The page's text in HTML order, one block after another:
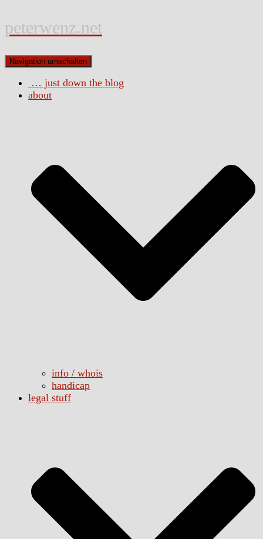
peterwenz.net
Navigation umschalten
… just down the blog
about
info / whois
handicap
legal stuff